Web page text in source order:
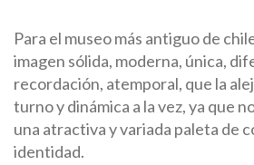
Para el museo más antiguo de
imagen sólida, moderna, única,
recordación, atemporal, que la
turno y dinámica a la vez, ya que
una atractiva y variada paleta de
identidad.